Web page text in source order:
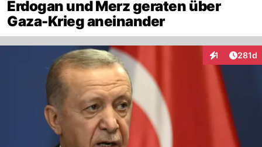
Erdogan und Merz geraten über
Gaza-Krieg aneinander
1
Interaktionen
281d